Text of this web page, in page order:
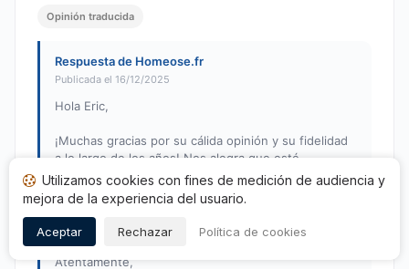
Opinión traducida
Respuesta de Homeose.fr
Publicada el 16/12/2025
Hola Eric,
¡Muchas gracias por su cálida opinión y su fidelidad
a lo largo de los años! Nos alegra que esté
satisfecho con nuestra acogida y nuestros servicios.
Su apoyo nos anima a seguir ofreciendo lo mejor.
¡Todo el equipo también le desea unas muy felices
fiestas!
Atentamente,
Utilizamos cookies con fines de medición de audiencia y
mejora de la experiencia del usuario.
Aceptar Rechazar Política de cookies